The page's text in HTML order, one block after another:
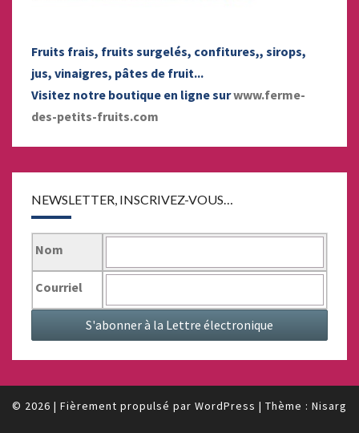
Fruits frais, fruits surgelés, confitures,, sirops,
jus, vinaigres, pâtes de fruit...
Visitez notre boutique en ligne surwww.ferme-
des-petits-fruits.com
NEWSLETTER, INSCRIVEZ-VOUS…
Nom
Courriel
© 2026 | Fièrement propulsé par WordPress | Thème : Nisarg